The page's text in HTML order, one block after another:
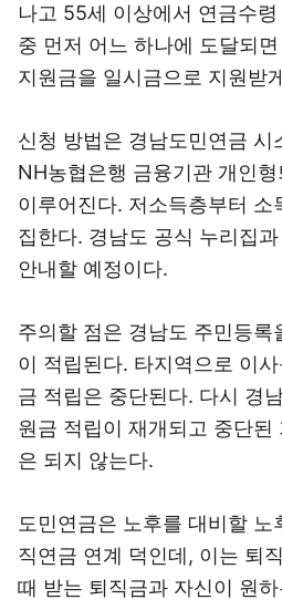
나고 55세 이상에서 연금수
중 먼저 어느 하나에 도달되
지원금을 일시금으로 지원받
신청 방법은 경남도민연금 시
NH농협은행 금융기관 개인
이루어진다. 저소득층부터 소
집한다. 경남도 공식 누리집
안내할 예정이다.
주의할 점은 경남도 주민등록
이 적립된다. 타지역으로 이
금 적립은 중단된다. 다시 경
원금 적립이 재개되고 중단된
은 되지 않는다.
도민연금은 노후를 대비할 노
직연금 연계 덕인데, 이는 퇴
때 받는 퇴직금과 자신이 원